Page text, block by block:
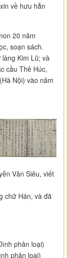
về hưu hẳn
20 năm
soạn sách.
Kim Lũ; và
cầu Thê Húc,
Nội) vào năm
Văn Siêu, viết
chữ Hán, và đã
phân loại)
phân loại)